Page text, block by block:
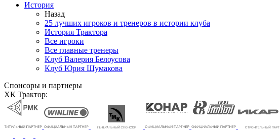
История
Назад
25 лучших игроков и тренеров в истории клуба
История Трактора
Все игроки
Все главные тренеры
Клуб Валерия Белоусова
Клуб Юрия Шумакова
Спонсоры и партнеры
ХК Трактор: